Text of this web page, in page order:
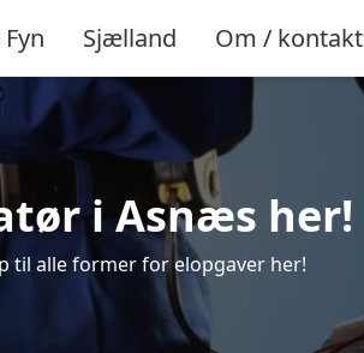
Fyn Sjælland Om / kontakt
i Asnæs her!
til alle former for elopgaver her!